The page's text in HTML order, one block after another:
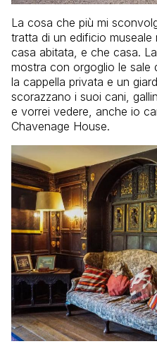
La cosa che più mi
tratta di un edificio museale
casa abitata, e che casa.
mostra con orgoglio le sale
la cappella privata e un
scorazzano i suoi cani,
e vorrei vedere, anche io
Chavenage House.